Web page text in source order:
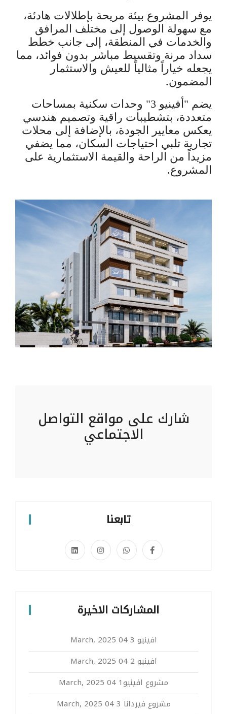
يوفر المشروع بيئة مريحة بإطلالات هادئة،
مع سهولة الوصول إلى مختلف المرافق
والخدمات في المنطقة، إلى جانب خطط
سداد مرنة وتقسيط مباشر بدون فوائد، مما
يجعله خياراً مثالياً للعيش والاستثمار
المضمون.
يضم "أفينيو 3" وحدات سكنية بمساحات
متعددة، بتشطيبات راقية وتصميم هندسي
يعكس معايير الجودة، بالإضافة إلى محلات
تجارية تلبي احتياجات السكان، مما يضفي
مزيداً من الراحة والقيمة الاستثمارية على
المشروع.
شارك على مواقع التواصل
الاجتماعي
تابعنا
المشاركات الاخيرة
افينيو 3
04 March, 2025
افينيو 2
04 March, 2025
مشروع افينيو1 04 March, 2025
مشروع فيردانا 3
04 March, 2025